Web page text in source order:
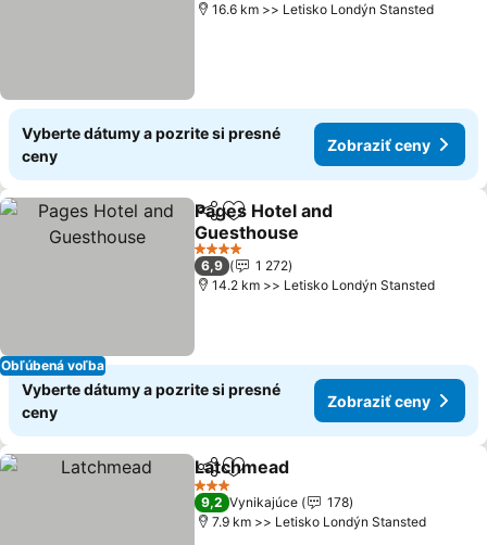
16.6 km >> Letisko Londýn Stansted
Vyberte dátumy a pozrite si presné
ceny
Zobraziť ceny
Obľúbená voľba
ZdieľaťPridať do obľúbených
Pages Hotel and
Guesthouse
Zobraziť ceny
4 Počet hviezdičiek
6,9
1 272
14.2 km >> Letisko Londýn Stansted
Vyberte dátumy a pozrite si presné
ceny
Zobraziť ceny
ZdieľaťPridať do obľúbených
Latchmead
3 Počet hviezdičiek
9,2 Vynikajúce
178
7.9 km >> Letisko Londýn Stansted